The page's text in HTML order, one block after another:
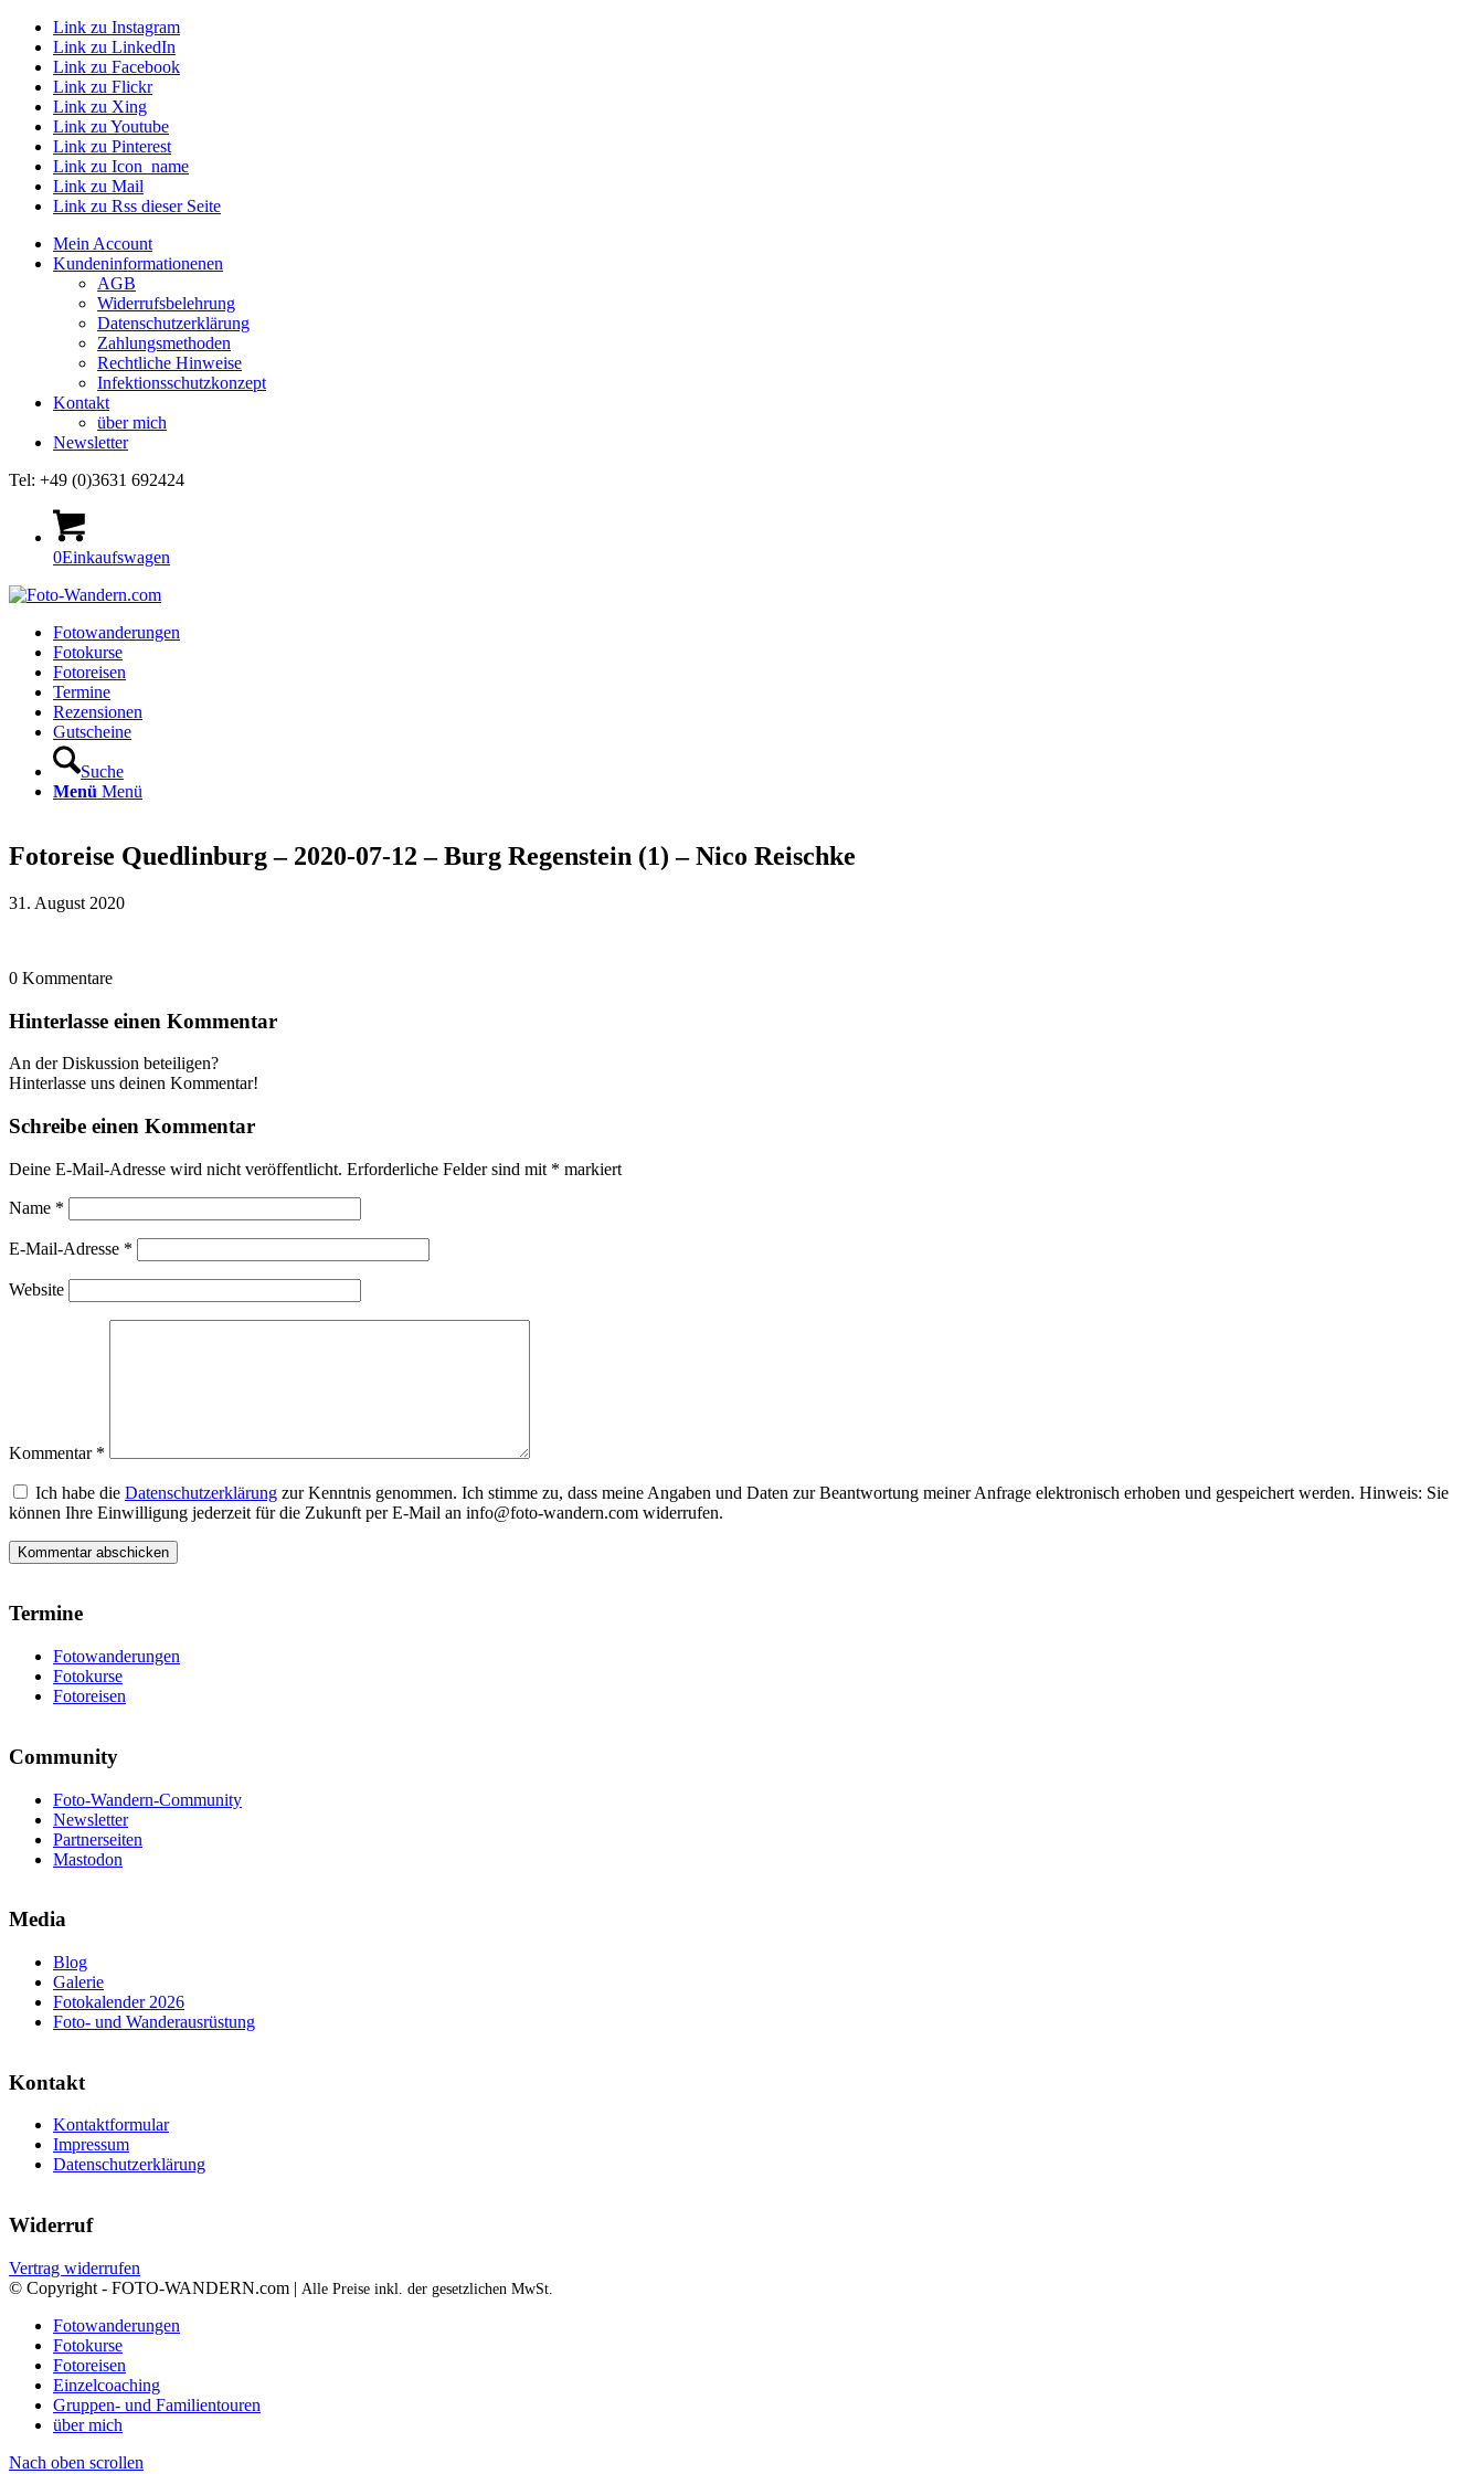
Link zu Instagram
Link zu LinkedIn
Link zu Facebook
Link zu Flickr
Link zu Xing
Link zu Youtube
Link zu Pinterest
Link zu Icon_name
Link zu Mail
Link zu Rss dieser Seite
Mein Account
Kundeninformationenen
AGB
Widerrufsbelehrung
Datenschutzerklärung
Zahlungsmethoden
Rechtliche Hinweise
Infektionsschutzkonzept
Kontakt
über mich
Newsletter
Tel: +49 (0)3631 692424
0Einkaufswagen
Fotowanderungen
Fotokurse
Fotoreisen
Termine
Rezensionen
Gutscheine
Suche
Menü Menü
Fotoreise Quedlinburg – 2020-07-12 – Burg Regenstein (1) – Nico Reischke
31. August 2020
0 Kommentare
Hinterlasse einen Kommentar
An der Diskussion beteiligen?
Hinterlasse uns deinen Kommentar!
Schreibe einen Kommentar
Deine E-Mail-Adresse wird nicht veröffentlicht. Erforderliche Felder sind mit * markiert
Name *
E-Mail-Adresse *
Website
Kommentar *
Ich habe die Datenschutzerklärung zur Kenntnis genommen. Ich stimme zu, dass meine Angaben und Daten zur Beantwortung meiner Anfrage elektronisch erhoben und gespeichert werden. Hinweis: Sie
können Ihre Einwilligung jederzeit für die Zukunft per E-Mail an info@foto-wandern.com widerrufen.
Termine
Fotowanderungen
Fotokurse
Fotoreisen
Community
Foto-Wandern-Community
Newsletter
Partnerseiten
Mastodon
Media
Blog
Galerie
Fotokalender 2026
Foto- und Wanderausrüstung
Kontakt
Kontaktformular
Impressum
Datenschutzerklärung
Widerruf
Vertrag widerrufen
© Copyright - FOTO-WANDERN.com | Alle Preise inkl. der gesetzlichen MwSt.
Fotowanderungen
Fotokurse
Fotoreisen
Einzelcoaching
Gruppen- und Familientouren
über mich
Nach oben scrollen